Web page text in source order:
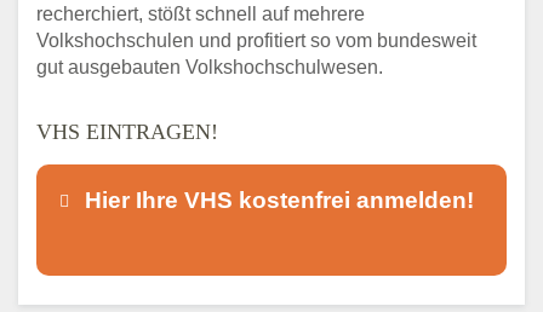
recherchiert, stößt schnell auf mehrere
Volkshochschulen und profitiert so vom bundesweit
gut ausgebauten Volkshochschulwesen.
VHS EINTRAGEN!
Hier Ihre VHS kostenfrei anmelden!